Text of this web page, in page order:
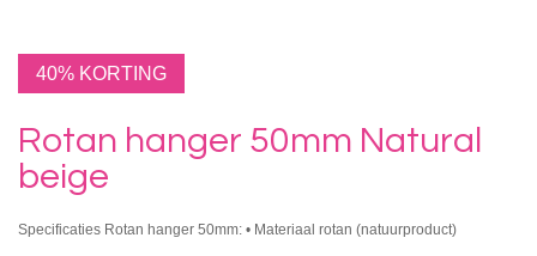
40% KORTING
Rotan hanger 50mm Natural
beige
Specificaties Rotan hanger 50mm: • Materiaal rotan (natuurproduct)